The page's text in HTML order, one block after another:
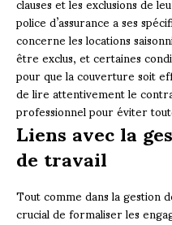
police d’assurance a ses
concerne les locations
être exclus, et certaines
pour que la couverture soit
de lire attentivement le
professionnel pour éviter
Liens avec la
de travail
Tout comme dans la gestion
crucial de formaliser les